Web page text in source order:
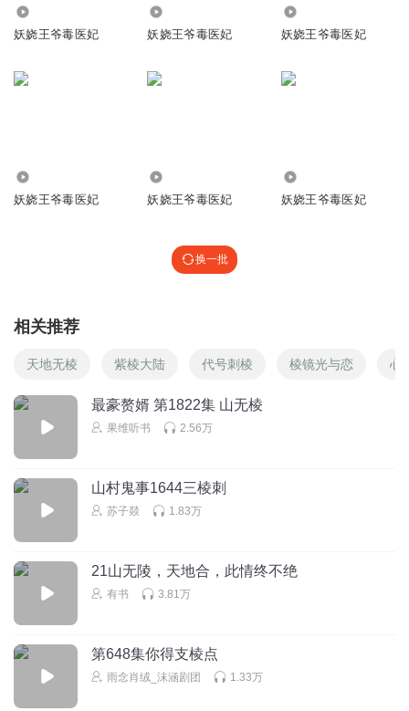
妖娆王爷毒医妃 妖娆王爷毒医妃 妖娆王爷毒医妃
妖娆王爷毒医妃 妖娆王爷毒医妃 妖娆王爷毒医妃
换一批
相关推荐
天地无棱 紫棱大陆 代号刺棱 棱镜光与恋 心
最豪赘婿 第1822集 山无棱
果维听书 2.56万
山村鬼事1644三棱刺
苏子燚 1.83万
21山无陵，天地合，此情终不绝
有书 3.81万
第648集你得支棱点
雨念肖绒_沫涵剧团 1.33万